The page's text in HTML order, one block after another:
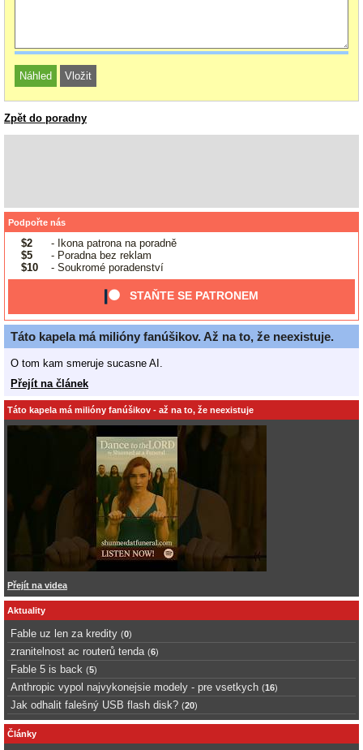
Zpět do poradny
Podpořte nás
$2
- Ikona patrona na poradně
$5
- Poradna bez reklam
$10
- Soukromé poradenství
STAŇTE SE PATRONEM
Táto kapela má milióny fanúšikov. Až na to, že neexistuje.
O tom kam smeruje sucasne AI.
Přejít na článek
Táto kapela má milióny fanúšikov - až na to, že neexistuje
Přejít na videa
Aktuality
Fable uz len za kredity (0)
zranitelnost ac routerů tenda (6)
Fable 5 is back (5)
Anthropic vypol najvykonejsie modely - pre vsetkych (16)
Jak odhalit falešný USB flash disk? (20)
Články